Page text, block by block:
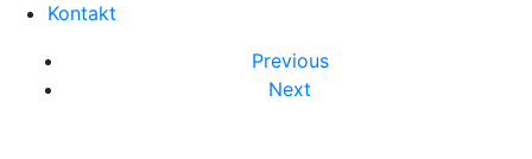
Kontakt
Previous
Next